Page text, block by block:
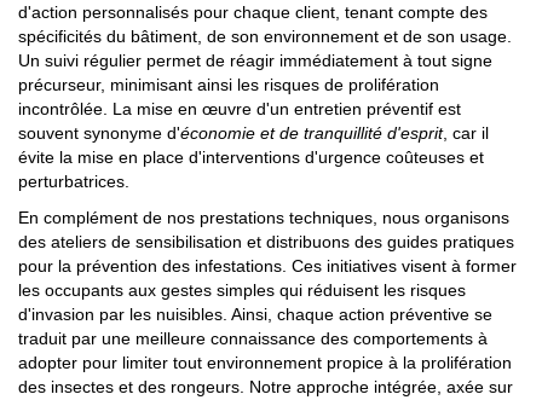
d'action personnalisés pour chaque client, tenant compte des
spécificités du bâtiment, de son environnement et de son usage.
Un suivi régulier permet de réagir immédiatement à tout signe
précurseur, minimisant ainsi les risques de prolifération
incontrôlée. La mise en œuvre d'un entretien préventif est
souvent synonyme d'économie et de tranquillité d'esprit, car il
évite la mise en place d'interventions d'urgence coûteuses et
perturbatrices.
En complément de nos prestations techniques, nous organisons
des ateliers de sensibilisation et distribuons des guides pratiques
pour la prévention des infestations. Ces initiatives visent à former
les occupants aux gestes simples qui réduisent les risques
d'invasion par les nuisibles. Ainsi, chaque action préventive se
traduit par une meilleure connaissance des comportements à
adopter pour limiter tout environnement propice à la prolifération
des insectes et des rongeurs. Notre approche intégrée, axée sur